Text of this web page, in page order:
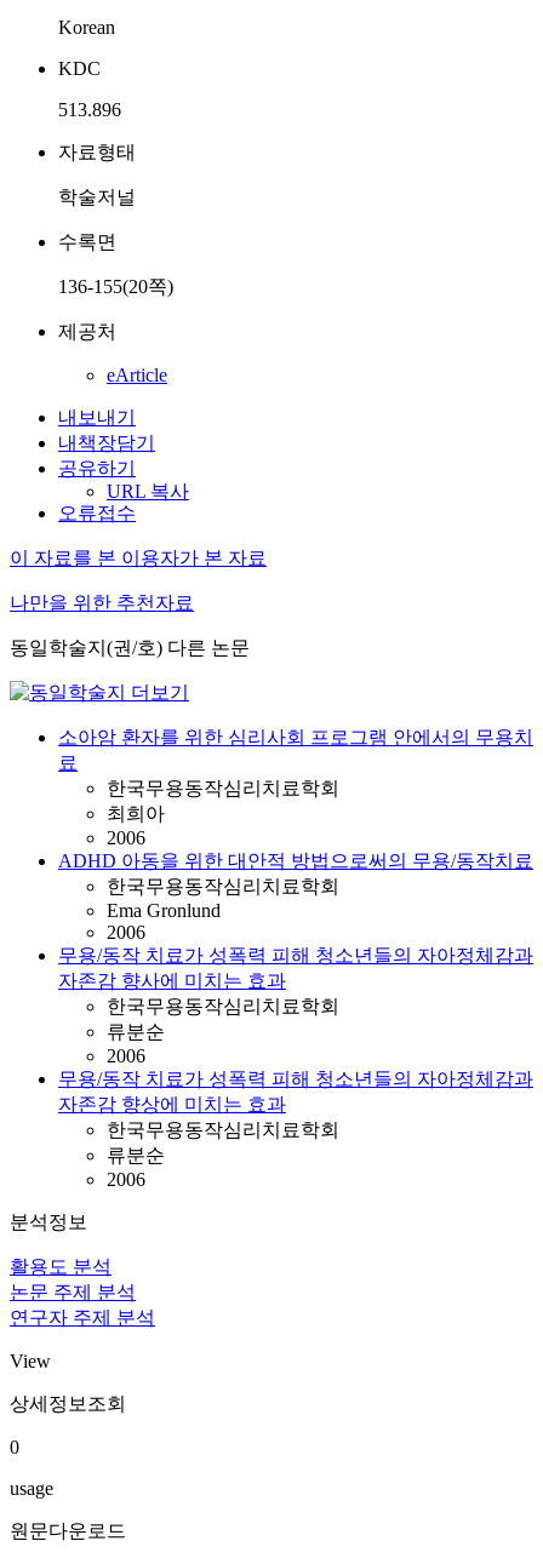
Korean
KDC
513.896
자료형태
학술저널
수록면
136-155(20쪽)
제공처
eArticle
내보내기
내책장담기
공유하기
URL 복사
오류접수
이 자료를 본 이용자가 본 자료
나만을 위한 추천자료
동일학술지(권/호) 다른 논문
소아암 환자를 위한 심리사회 프로그램 안에서의 무용치
료
한국무용동작심리치료학회
최희아
2006
ADHD 아동을 위한 대안적 방법으로써의 무용/동작치료
한국무용동작심리치료학회
Ema Gronlund
2006
무용/동작 치료가 성폭력 피해 청소년들의 자아정체감과
자존감 향사에 미치는 효과
한국무용동작심리치료학회
류분순
2006
무용/동작 치료가 성폭력 피해 청소년들의 자아정체감과
자존감 향상에 미치는 효과
한국무용동작심리치료학회
류분순
2006
분석정보
활용도 분석
논문 주제 분석
연구자 주제 분석
View
상세정보조회
0
usage
원문다운로드